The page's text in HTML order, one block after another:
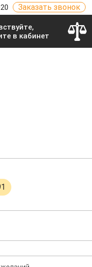
Заказать звонок
в кабинет